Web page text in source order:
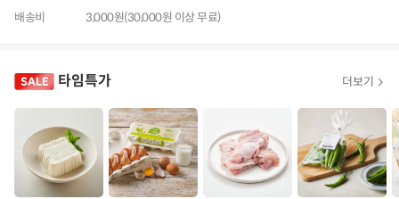
배송비
3,000원(30,000원 이상 무료)
타임특가 더보기